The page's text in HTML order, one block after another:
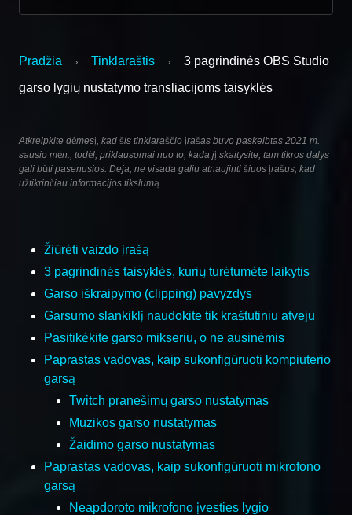
Pradžia › Tinklaraštis ›
3 pagrindinės OBS Studio
garso lygių nustatymo transliacijoms taisyklės
Atkreipkite dėmesį, kad šis tinklaraščio įrašas buvo paskelbtas 2021 m.
sausio mėn., todėl, priklausomai nuo to, kada jį skaitysite, tam tikros dalys
gali būti pasenusios. Deja, ne visada galiu atnaujinti šiuos įrašus, kad
užtikrinčiau informacijos tikslumą.
Žiūrėti vaizdo įrašą
3 pagrindinės taisyklės, kurių turėtumėte laikytis
Garso iškraipymo (clipping) pavyzdys
Garsumo slankiklį naudokite tik kraštutiniu atveju
Pasitikėkite garso mikseriu, o ne ausinėmis
Paprastas vadovas, kaip sukonfigūruoti kompiuterio
garsą
Twitch pranešimų garso nustatymas
Muzikos garso nustatymas
Žaidimo garso nustatymas
Paprastas vadovas, kaip sukonfigūruoti mikrofono
garsą
Neapdoroto mikrofono įvesties lygio